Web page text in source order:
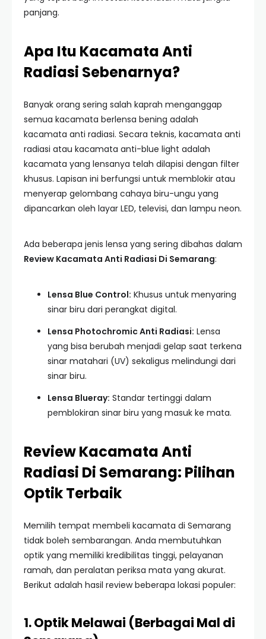
panjang.
Apa Itu Kacamata Anti
Radiasi Sebenarnya?
Banyak orang sering salah kaprah menganggap
semua kacamata berlensa bening adalah
kacamata anti radiasi. Secara teknis, kacamata anti
radiasi atau kacamata anti-blue light adalah
kacamata yang lensanya telah dilapisi dengan filter
khusus. Lapisan ini berfungsi untuk memblokir atau
menyerap gelombang cahaya biru-ungu yang
dipancarkan oleh layar LED, televisi, dan lampu neon.
Ada beberapa jenis lensa yang sering dibahas dalam
Review Kacamata Anti Radiasi Di Semarang:
Lensa Blue Control: Khusus untuk menyaring
sinar biru dari perangkat digital.
Lensa Photochromic Anti Radiasi: Lensa
yang bisa berubah menjadi gelap saat terkena
sinar matahari (UV) sekaligus melindungi dari
sinar biru.
Lensa Blueray: Standar tertinggi dalam
pemblokiran sinar biru yang masuk ke mata.
Review Kacamata Anti
Radiasi Di Semarang: Pilihan
Optik Terbaik
Memilih tempat membeli kacamata di Semarang
tidak boleh sembarangan. Anda membutuhkan
optik yang memiliki kredibilitas tinggi, pelayanan
ramah, dan peralatan periksa mata yang akurat.
Berikut adalah hasil review beberapa lokasi populer:
1. Optik Melawai (Berbagai Mal di